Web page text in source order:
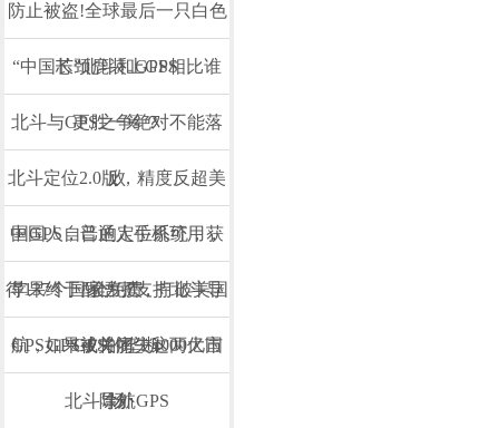
防止被盗!全球最后一只白色
长颈鹿装上GPS
“中国芯”北斗和GPS相比谁
更胜一筹？
北斗与GPS之争绝对不能落
败
北斗定位2.0版，精度反超美
国GPS，普通人手机可用，
全免费
中国人自己的定位系统，获
得137个国家力挺，打破美国
GPS的垄断
苹果终于醒悟了支持北斗导
航，GPS或将痛失4000亿市
场
GPS如果被关闭，这两大国
除外
北斗导航GPS